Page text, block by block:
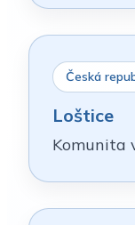
Česká
Loštice
Komunita